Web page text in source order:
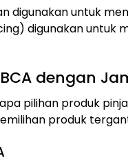
digunakan untuk
digunakan untuk
dengan
pilihan produk
produk